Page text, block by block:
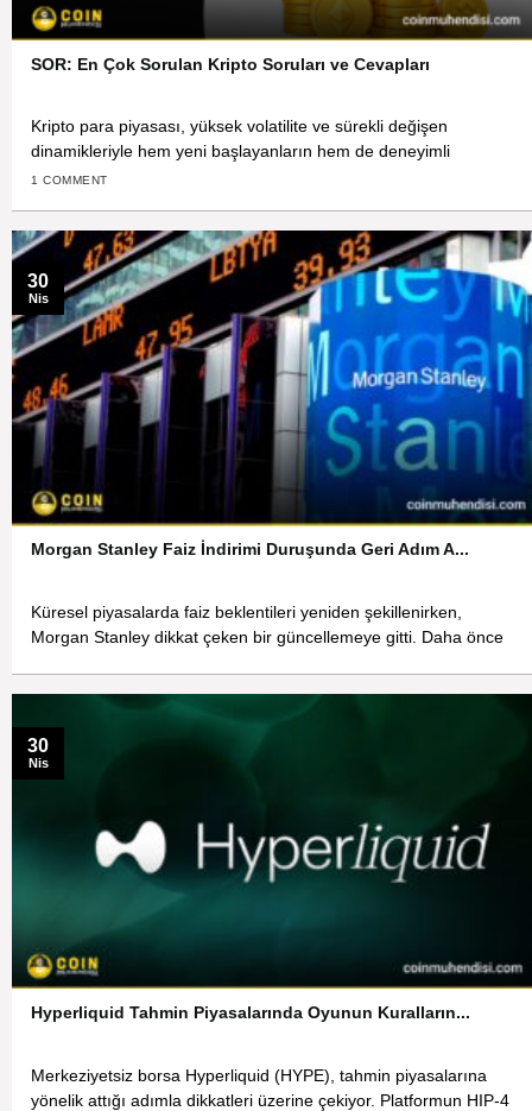
SOR: En Çok Sorulan Kripto Soruları ve Cevapları
Kripto para piyasası, yüksek volatilite ve sürekli değişen
dinamikleriyle hem yeni başlayanların hem de deneyimli
1 COMMENT
Morgan Stanley Faiz İndirimi Duruşunda Geri Adım A...
Küresel piyasalarda faiz beklentileri yeniden şekillenirken,
Morgan Stanley dikkat çeken bir güncellemeye gitti. Daha önce
30
Nis
Hyperliquid Tahmin Piyasalarında Oyunun Kuralların...
Merkeziyetsiz borsa Hyperliquid (HYPE), tahmin piyasalarına
yönelik attığı adımla dikkatleri üzerine çekiyor. Platformun HIP-4
30
Nis